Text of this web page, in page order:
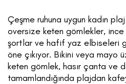
Çeşme ruhuna uygun kadın
oversize keten gömlekler,
şortlar ve hafif yaz elbiseleri
öne çıkıyor. Bikini veya mayo
keten gömlek, hasır çanta ve
tamamlandığında plajdan